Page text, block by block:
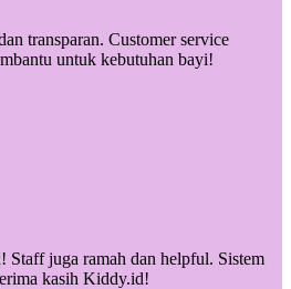
transparan. Customer service
untuk kebutuhan bayi!
Staff juga ramah dan helpful. Sistem
kasih Kiddy.id!